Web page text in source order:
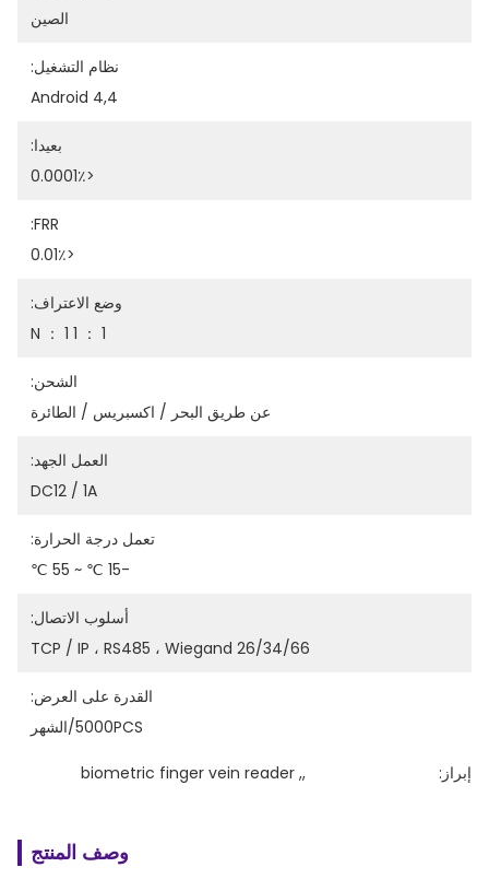
الصين
نظام التشغيل:
Android 4,4
بعيدا:
<0.0001٪
FRR:
<0.01٪
وضع الاعتراف:
1 ： 1 1 ： N
الشحن:
عن طريق البحر / اكسبريس / الطائرة
العمل الجهد:
DC12 / 1A
تعمل درجة الحرارة:
-15 ℃ ~ 55 ℃
أسلوب الاتصال:
TCP / IP ، RS485 ، Wiegand 26/34/66
القدرة على العرض:
5000PCS/الشهر
إبراز: ,
,
biometric finger vein reader
وصف المنتج